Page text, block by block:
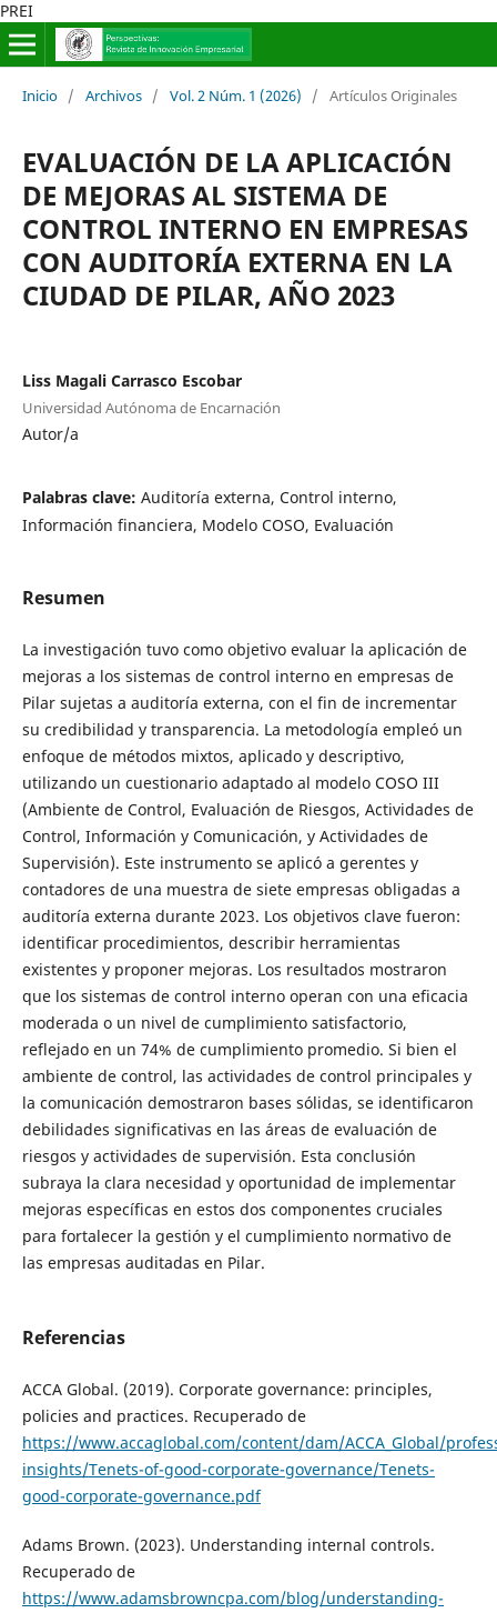
PREI
Inicio / Archivos / Vol. 2 Núm. 1 (2026) / Artículos Originales
EVALUACIÓN DE LA APLICACIÓN
DE MEJORAS AL SISTEMA DE
CONTROL INTERNO EN EMPRESAS
CON AUDITORÍA EXTERNA EN LA
CIUDAD DE PILAR, AÑO 2023
Liss Magali Carrasco Escobar
Universidad Autónoma de Encarnación
Autor/a
Palabras clave: Auditoría externa, Control interno,
Información financiera, Modelo COSO, Evaluación
Resumen
La investigación tuvo como objetivo evaluar la aplicación de
mejoras a los sistemas de control interno en empresas de
Pilar sujetas a auditoría externa, con el fin de incrementar
su credibilidad y transparencia. La metodología empleó un
enfoque de métodos mixtos, aplicado y descriptivo,
utilizando un cuestionario adaptado al modelo COSO III
(Ambiente de Control, Evaluación de Riesgos, Actividades de
Control, Información y Comunicación, y Actividades de
Supervisión). Este instrumento se aplicó a gerentes y
contadores de una muestra de siete empresas obligadas a
auditoría externa durante 2023. Los objetivos clave fueron:
identificar procedimientos, describir herramientas
existentes y proponer mejoras. Los resultados mostraron
que los sistemas de control interno operan con una eficacia
moderada o un nivel de cumplimiento satisfactorio,
reflejado en un 74% de cumplimiento promedio. Si bien el
ambiente de control, las actividades de control principales y
la comunicación demostraron bases sólidas, se identificaron
debilidades significativas en las áreas de evaluación de
riesgos y actividades de supervisión. Esta conclusión
subraya la clara necesidad y oportunidad de implementar
mejoras específicas en estos dos componentes cruciales
para fortalecer la gestión y el cumplimiento normativo de
las empresas auditadas en Pilar.
Referencias
ACCA Global. (2019). Corporate governance: principles,
policies and practices. Recuperado de
https://www.accaglobal.com/content/dam/ACCA_Global/
insights/Tenets-of-good-corporate-governance/Tenets-
good-corporate-governance.pdf
Adams Brown. (2023). Understanding internal controls.
Recuperado de
https://www.adamsbrowncpa.com/blog/understanding-